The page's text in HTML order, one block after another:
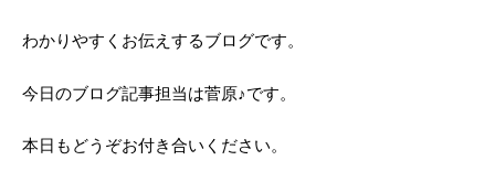
わかりやすくお伝えするブログです。
今日のブログ記事担当は菅原♪です。
本日もどうぞお付き合いください。